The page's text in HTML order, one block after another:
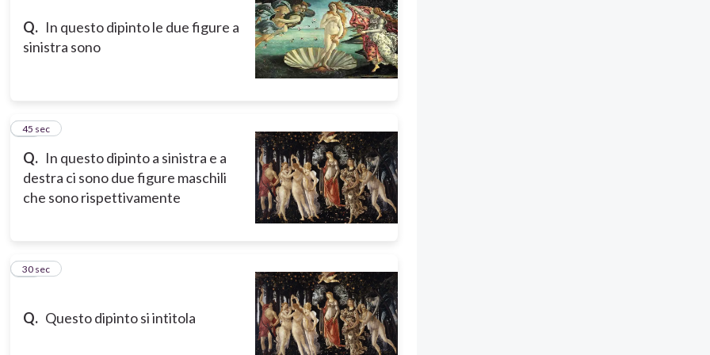
Q. In questo dipinto le due figure a
sinistra sono
Q. In questo dipinto a sinistra e a
destra ci sono due figure maschili
che sono rispettivamente
17
45 sec
Q. Questo dipinto si intitola
18
30 sec